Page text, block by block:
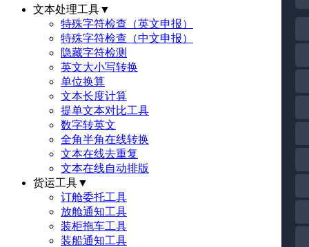
文本处理工具▼
特殊字符检查（英文申报）
特殊字符检查（中文申报）
隐藏字符检测
英文大小写转换
单位换算
文本长度计算
提单文本对比工具
数字转英文
全角半角在线转换
文本在线去重复
文本在线自动排版
货运工具▼
订舱委托工具
放舱通知工具
装柜拖车工具
装船通知工具